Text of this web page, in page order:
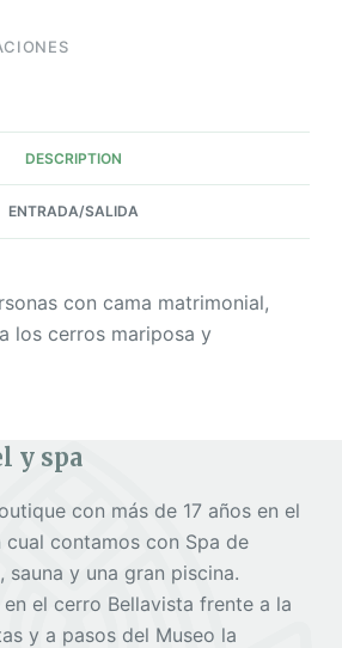
DESCRIPTION
ENTRADA/SALIDA
con cama matrimonial,
los cerros mariposa y
y spa
con más de 17 años en el
contamos con Spa de
sauna y una gran piscina.
el cerro Bellavista frente a la
y a pasos del Museo la